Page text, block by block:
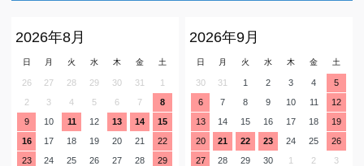
2026年8月
日 月 火 水 木 金 土
26 27 28 29 30 31
1
2
3 4 5 6 7
8
9
10 11 12 13 14
15
16
17 18 19 20 21
22
23
24 25 26 27 28
29
2026年9月
日 月 火 水 木 金 土
30 31 1 2 3 4
5
6
7 8 9 10 11
12
13
14 15 16 17 18
19
20
21 22 23 24 25
26
27
28 29 30 1 2 3